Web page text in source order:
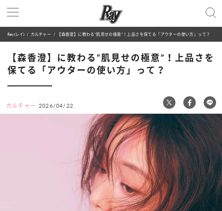
Ray(レイ) カルチャー 【森香澄】に教わる“肌見せの極意”！上品さを保てる「アウターの使い方」って？
【森香澄】に教わる“肌見せの極意”！上品さを
保てる「アウターの使い方」って？
カルチャー 2026/04/22